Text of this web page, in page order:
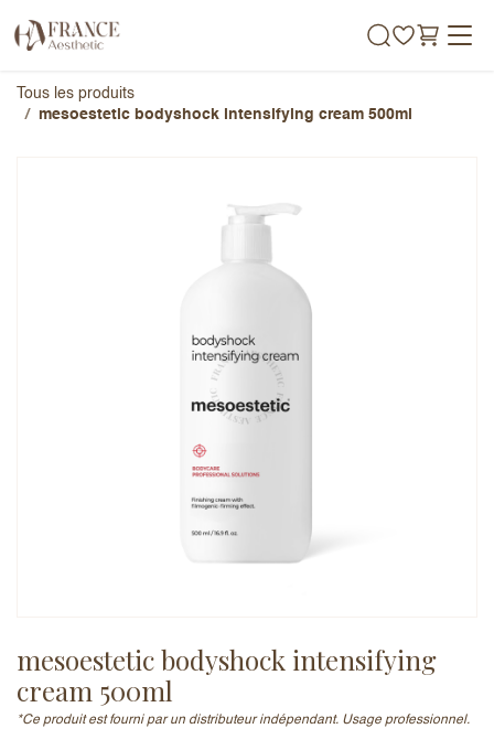
Tous les produits
mesoestetic bodyshock intensifying cream 500ml
mesoestetic bodyshock intensifying
cream 500ml
*Ce produit est fourni par un distributeur indépendant. Usage professionnel.
mesoestetic bodyshock
Adresse e-mail (ne sera pas publiée)
Ajouter un avis